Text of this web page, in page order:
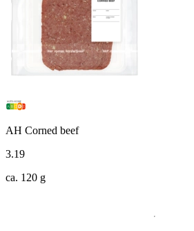
AH Corned beef
3.19
ca. 120 g